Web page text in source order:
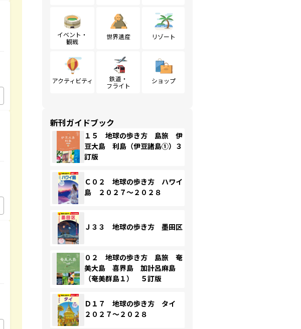
イベント・
観戦
世界遺産 リゾート
アクティビティ
鉄道・
フライト
ショップ
新刊ガイドブック
１５ 地球の歩き方 島旅 伊
豆大島 利島（伊豆諸島①）３
訂版
Ｃ０２ 地球の歩き方 ハワイ
島 ２０２７～２０２８
Ｊ３３ 地球の歩き方 墨田区
０２ 地球の歩き方 島旅 奄
美大島 喜界島 加計呂麻島
（奄美群島１） ５訂版
Ｄ１７ 地球の歩き方 タイ
２０２７～２０２８